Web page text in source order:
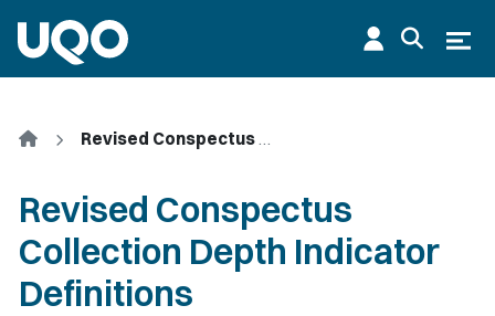
Accueil Revised Conspectus Collection Depth Indicator Definitions
Revised Conspectus
Collection Depth Indicator
Definitions